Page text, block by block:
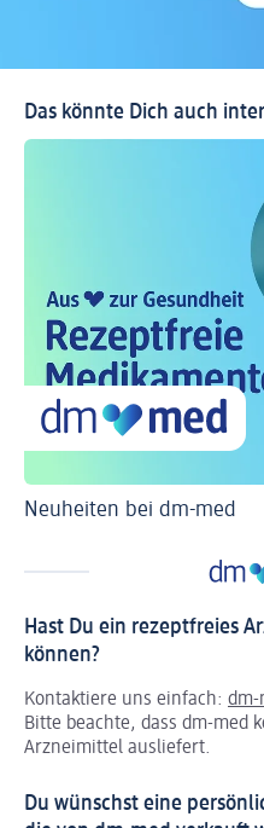
Das könnte Dich auch
Neuheiten bei dm-med
Hast Du ein rezeptfreies
können?
Kontaktiere uns einfach: dm-
Bitte beachte, dass dm-med
Arzneimittel ausliefert.
Du wünschst eine